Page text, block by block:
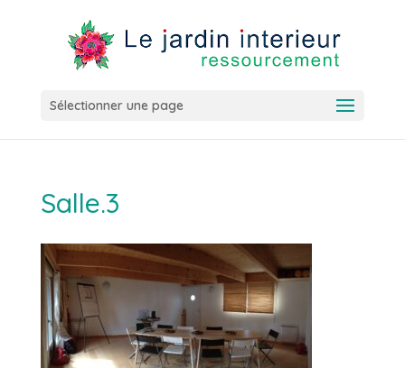
Sélectionner une page
Salle.3